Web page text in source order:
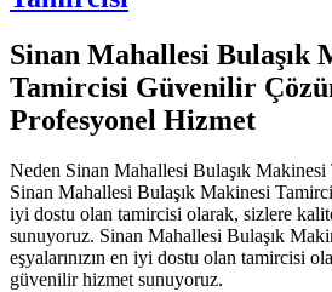
Sinan Mahallesi Bulaşık
Tamircisi Güvenilir
Profesyonel Hizmet
Neden Sinan Mahallesi Bulaşık
Sinan Mahallesi Bulaşık Makinesi
iyi dostu olan tamircisi olarak, sizlere
sunuyoruz. Sinan Mahallesi Bulaşık
eşyalarınızın en iyi dostu olan tamircisi
güvenilir hizmet sunuyoruz.